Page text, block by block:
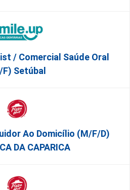
/ Comercial Saúde Oral
Setúbal
Ao Domicílio (m/f/d)
DA CAPARICA